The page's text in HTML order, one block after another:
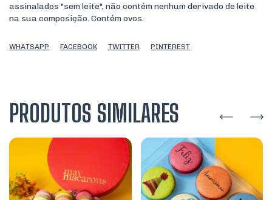
assinalados "sem leite", não contém nenhum derivado de leite
na sua composição. Contém ovos.
WHATSAPP FACEBOOK TWITTER PINTEREST
PRODUTOS SIMILARES